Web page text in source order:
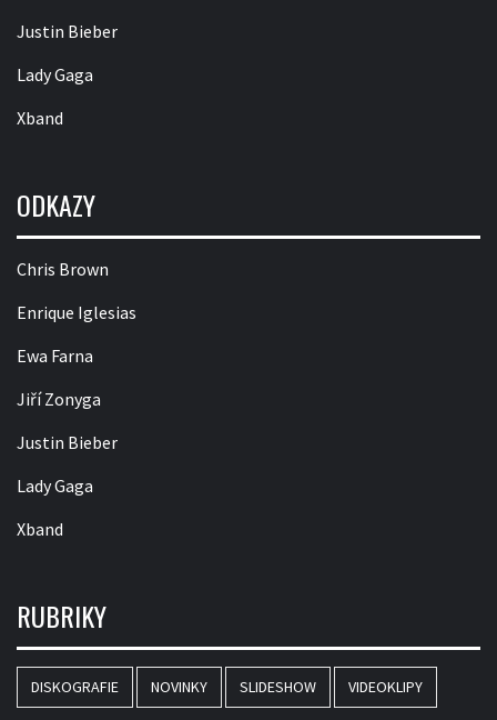
Justin Bieber
Lady Gaga
Xband
ODKAZY
Chris Brown
Enrique Iglesias
Ewa Farna
Jiří Zonyga
Justin Bieber
Lady Gaga
Xband
RUBRIKY
DISKOGRAFIE NOVINKY SLIDESHOW VIDEOKLIPY